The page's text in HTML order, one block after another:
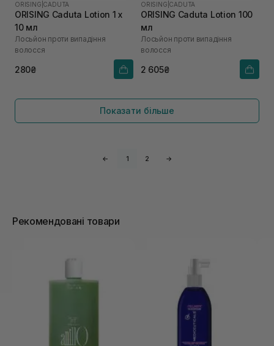
ORISING CADUTA
ORISING Caduta Lotion 1 х
10 мл
Лосьйон проти випадіння
волосся
280₴
ORISING CADUTA
ORISING Caduta Lotion 100
мл
Лосьйон проти випадіння
волосся
2 605₴
Показати більше
← 1 2 →
Рекомендовані товари